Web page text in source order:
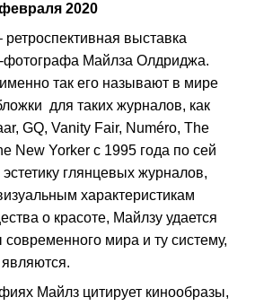
2020
выставка
фотографа Майлза Олдриджа.
так его называют в мире
для таких журналов, как
GQ, Vanity Fair, Numéro, The
New Yorker с 1995 года по сей
глянцевых журналов,
характеристикам
о красоте, Майлзу удается
современного мира и ту систему,
Майлз цитирует кинообразы,